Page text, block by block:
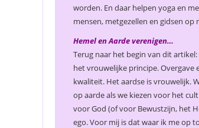
worden. En daar helpen yoga en
mensen, metgezellen en gidsen op
Hemel en Aarde verenigen…
Terug naar het begin van dit
het vrouwelijke principe.
kwaliteit. Het aardse is vrouwelijk.
op aarde als we kiezen voor het
voor God (of voor Bewustzijn, het
ego. Voor mij is dat waar ik me op